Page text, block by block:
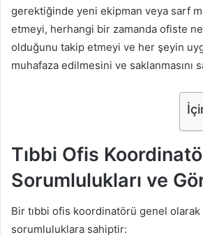
gerektiğinde yeni ekipman veya sarf
etmeyi, herhangi bir zamanda ofiste
olduğunu takip etmeyi ve her şeyin
muhafaza edilmesini ve saklanmasını
Tıbbi Ofis
Sorumlulukları ve
Bir tıbbi ofis koordinatörü genel olarak
sorumluluklara sahiptir: